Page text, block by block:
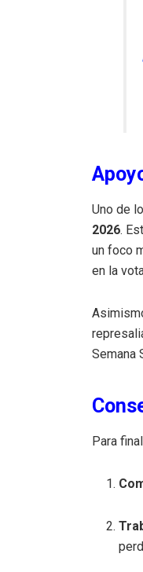
Uno de
2026.
un foco
en la
Semana
Para